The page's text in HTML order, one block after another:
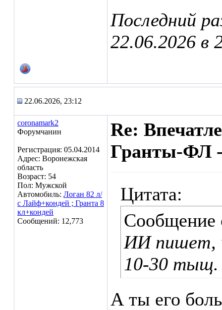
Последний
22.06.2026 в
22.06.2026, 23:12
coronamark2
Форумчанин
Регистрация: 05.04.2014
Адрес: Воронежская
область
Возраст: 54
Пол: Мужской
Автомобиль: Логан 82 л/
с Лайф+кондей ; Гранта 8
кл+кондей
Сообщений: 12,773
Re:
Гранты-ФЛ
Цитата:
Сообщение
ИИ пишет,
10-30 тыщ.
А ты его